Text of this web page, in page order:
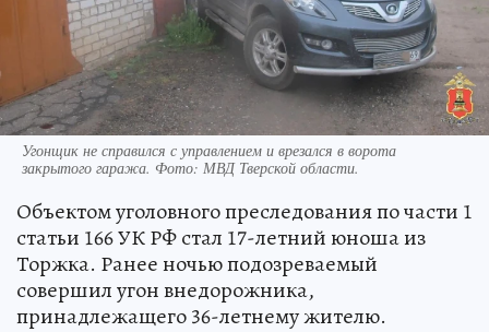
Угонщик не справился с управлением и врезался в ворота
закрытого гаража. Фото: МВД Тверской области.
Объектом уголовного преследования по части 1
статьи 166 УК РФ стал 17-летний юноша из
Торжка. Ранее ночью подозреваемый
совершил угон внедорожника,
принадлежащего 36-летнему жителю.